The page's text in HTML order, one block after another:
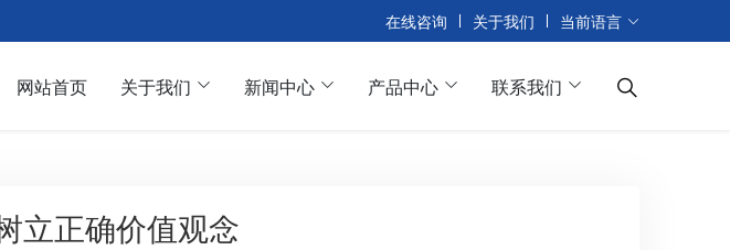
在线咨询 关于我们 当前语言
网站首页 关于我们 新闻中心 产品中心 联系我们
立正确价值观念